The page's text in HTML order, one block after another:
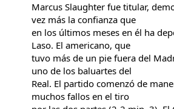
Marcus Slaughter fue titular,
vez más la confianza que
en los últimos meses en él ha
Laso. El americano, que
tuvo más de un pie fuera del
uno de los baluartes del
Real. El partido comenzó de
muchos fallos en el tiro